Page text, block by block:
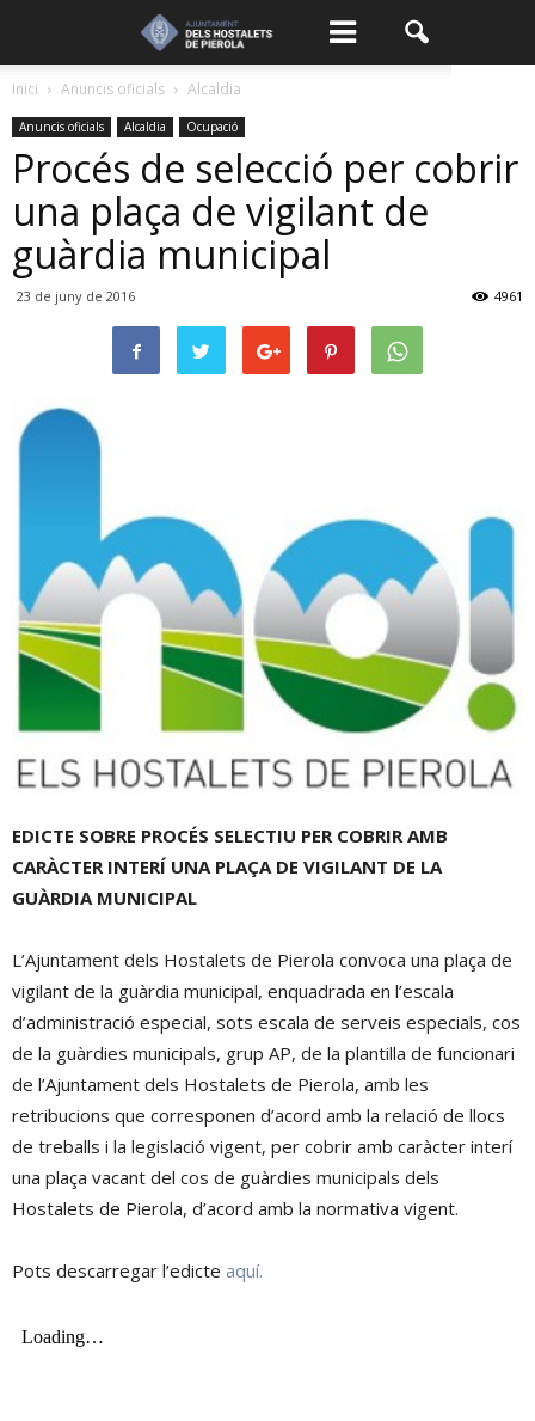
Inici Anuncis oficials Alcaldia
Anuncis oficials Alcaldia Ocupació
Procés de selecció per cobrir
una plaça de vigilant de
guàrdia municipal
23 de juny de 2016 4961
EDICTE SOBRE PROCÉS SELECTIU PER COBRIR AMB
CARÀCTER INTERÍ UNA PLAÇA DE VIGILANT DE LA
GUÀRDIA MUNICIPAL
L’Ajuntament dels Hostalets de Pierola convoca una plaça de
vigilant de la guàrdia municipal, enquadrada en l’escala
d’administració especial, sots escala de serveis especials, cos
de la guàrdies municipals, grup AP, de la plantilla de funcionari
de l’Ajuntament dels Hostalets de Pierola, amb les
retribucions que corresponen d’acord amb la relació de llocs
de treballs i la legislació vigent, per cobrir amb caràcter interí
una plaça vacant del cos de guàrdies municipals dels
Hostalets de Pierola, d’acord amb la normativa vigent.
Pots descarregar l’edicte aquí.